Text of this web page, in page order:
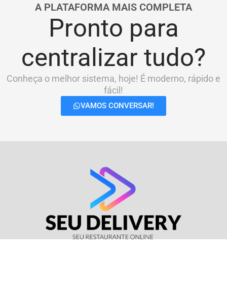
A PLATAFORMA MAIS COMPLETA
Pronto para
centralizar tudo?
Conheça o melhor sistema, hoje! É moderno, rápido e
fácil!
VAMOS CONVERSAR!